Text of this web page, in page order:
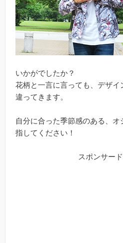
いかがでしたか？
花柄と一言に言っても、デザイ
違ってきます。
自分に合った季節感のある、オ
指してください！
スポンサー